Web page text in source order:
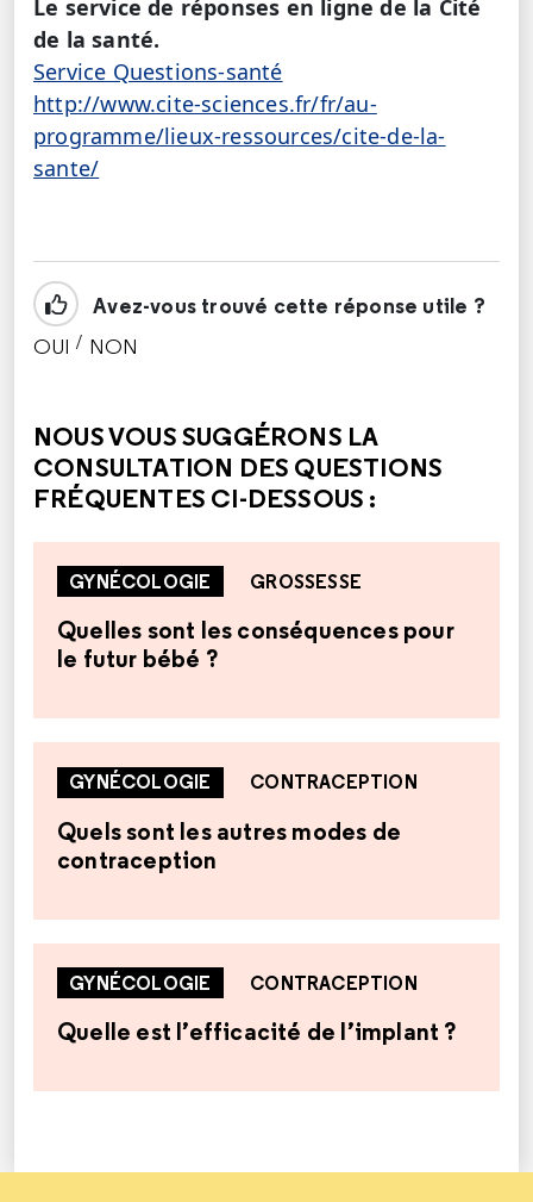
Le service de réponses en ligne de la Cité
de la santé.
Service Questions-santé
http://www.cite-sciences.fr/fr/au-
programme/lieux-ressources/cite-de-la-
sante/
Avez-vous trouvé cette réponse utile ?
OUI / NON
NOUS VOUS SUGGÉRONS LA
CONSULTATION DES QUESTIONS
FRÉQUENTES CI-DESSOUS :
GYNÉCOLOGIE GROSSESSE
Quelles sont les conséquences pour
le futur bébé ?
GYNÉCOLOGIE CONTRACEPTION
Quels sont les autres modes de
contraception
GYNÉCOLOGIE CONTRACEPTION
Quelle est l’efficacité de l’implant ?